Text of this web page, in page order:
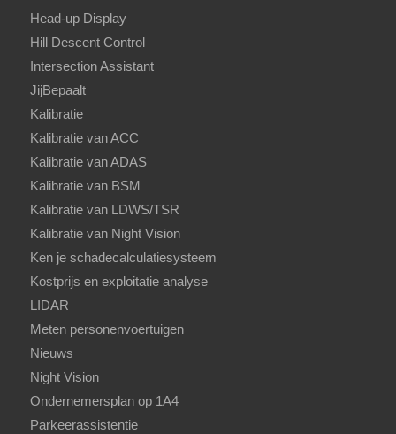
Head-up Display
Hill Descent Control
Intersection Assistant
JijBepaalt
Kalibratie
Kalibratie van ACC
Kalibratie van ADAS
Kalibratie van BSM
Kalibratie van LDWS/TSR
Kalibratie van Night Vision
Ken je schadecalculatiesysteem
Kostprijs en exploitatie analyse
LIDAR
Meten personenvoertuigen
Nieuws
Night Vision
Ondernemersplan op 1A4
Parkeerassistentie